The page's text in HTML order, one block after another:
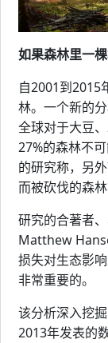
如果森林里一
自2001到2015
林。一个新的
全球对于大豆
27%的森林不
的研究称，另
而被砍伐的森林
研究的合著者
Matthew
损失对生态影
非常重要的。
该分析深入挖
2013年发表的